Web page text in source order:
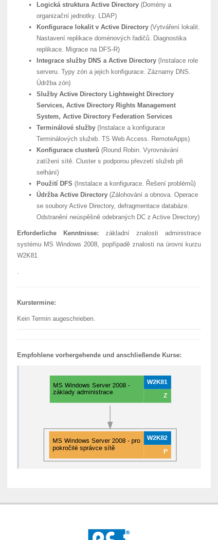
Logická struktura Active Directory (Domény a
organizační jednotky. LDAP)
Konfigurace lokalit v Active Directory (Vytváření lokalit.
Nastavení replikace doménových řadičů. Diagnostika
replikace. Migrace na DFS-R)
Integrace služby DNS a Active Directory (Instalace role
serveru. Typy zón a jejich konfigurace. Záznamy DNS.
Údržba zón)
Služby Active Directory Lightweight Directory
Services, Active Directory Rights Management
System, Active Directory Federation Services
Terminálové služby (Instalace a konfigurace
Terminálových služeb. TS Web Access. RemoteApps)
Konfigurace clusterů (Round Robin. Vyrovnávání
zatížení sítě. Cluster s podporou převzetí služeb při
selhání)
Použití DFS (Instalace a konfigurace. Řešení problémů)
Údržba Active Directory (Zálohování a obnova. Operace
se soubory Active Directory, defragmentace databáze.
Odstranění neúspěšně odebraných DC z Active Directory)
Erforderliche Kenntnisse: základní znalosti administrace
systému MS Windows 2008, popřípadě znalosti na úrovni kurzu
W2K81
.
Kurstermine:
Kein Termin augeschrieben.
Empfohlene vorhergehende und anschließende Kurse: